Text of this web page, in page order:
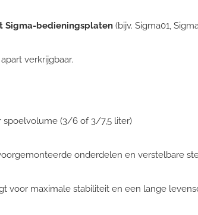
Sigma-bedieningsplaten (bijv. Sigma01,
verkrijgbaar.
spoelvolume (3/6 of 3/7,5 liter)
onderdelen en verstelbare
voor maximale stabiliteit en een lange